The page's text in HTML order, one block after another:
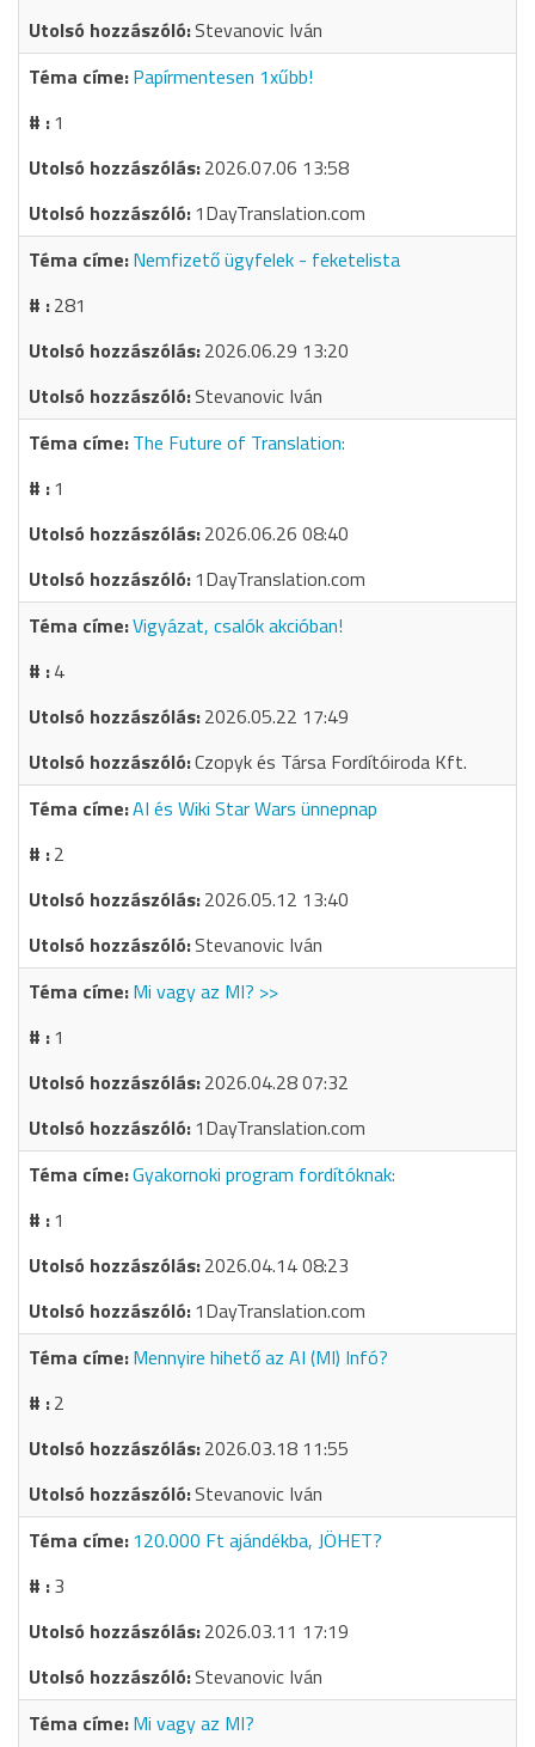
Stevanovic Iván
Papírmentesen 1xűbb!
1
2026.07.06 13:58
1DayTranslation.com
Nemfizető ügyfelek - feketelista
281
2026.06.29 13:20
Stevanovic Iván
The Future of Translation:
1
2026.06.26 08:40
1DayTranslation.com
Vigyázat, csalók akcióban!
4
2026.05.22 17:49
Czopyk és Társa Fordítóiroda Kft.
AI és Wiki Star Wars ünnepnap
2
2026.05.12 13:40
Stevanovic Iván
Mi vagy az MI? >>
1
2026.04.28 07:32
1DayTranslation.com
Gyakornoki program fordítóknak:
1
2026.04.14 08:23
1DayTranslation.com
Mennyire hihető az AI (MI) Infó?
2
2026.03.18 11:55
Stevanovic Iván
120.000 Ft ajándékba, JÖHET?
3
2026.03.11 17:19
Stevanovic Iván
Mi vagy az MI?